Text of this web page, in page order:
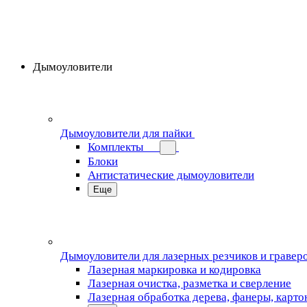
Дымоуловители
Дымоуловители для пайки
Комплекты
Блоки
Антистатические дымоуловители
Еще
Дымоуловители для лазерных резчиков и
Лазерная маркировка и кодировка
Лазерная очистка, разметка и сверление
Лазерная обработка дерева, фанеры,